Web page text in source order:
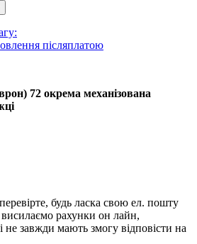
післяплатою
72 окрема механізована
будь ласка свою ел. пошту
рахунки он лайн,
не завжди мають змогу відповісти на